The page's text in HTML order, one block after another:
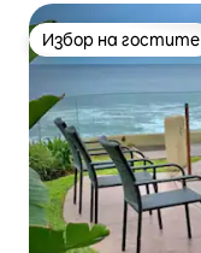
Избор на гостите
Избор на гостите